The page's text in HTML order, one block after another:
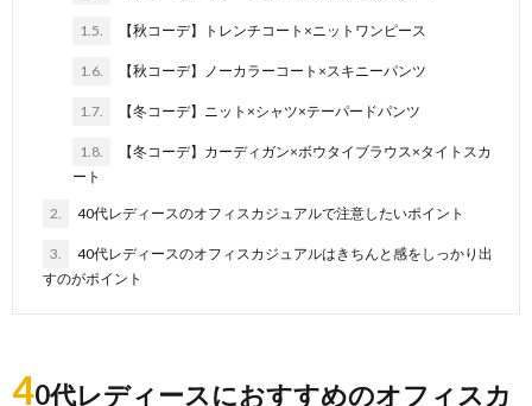
1.5. 【秋コーデ】トレンチコート×ニットワンピース
1.6. 【秋コーデ】ノーカラーコート×スキニーパンツ
1.7. 【冬コーデ】ニット×シャツ×テーパードパンツ
1.8.
【冬コーデ】カーディガン×ボウタイブラウス×タイトスカ
ート
2. 40代レディースのオフィスカジュアルで注意したいポイント
3.
40代レディースのオフィスカジュアルはきちんと感をしっかり出
すのがポイント
40代レディースにおすすめのオフィスカ